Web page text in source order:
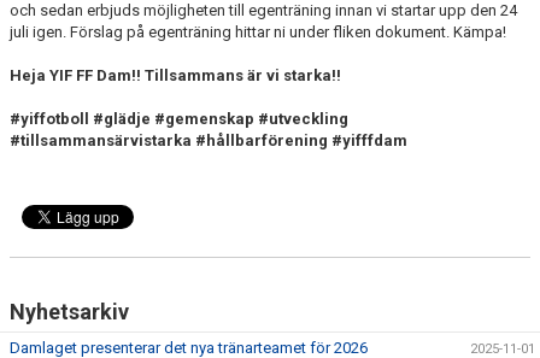
och sedan erbjuds möjligheten till egenträning innan vi startar upp den 24
juli igen. Förslag på egenträning hittar ni under fliken dokument. Kämpa!
Heja YIF FF Dam!! Tillsammans är vi starka!!
#yiffotboll #glädje #gemenskap #utveckling
#tillsammansärvistarka #hållbarförening #yifffdam
Nyhetsarkiv
Damlaget presenterar det nya tränarteamet för 2026 2025-11-01